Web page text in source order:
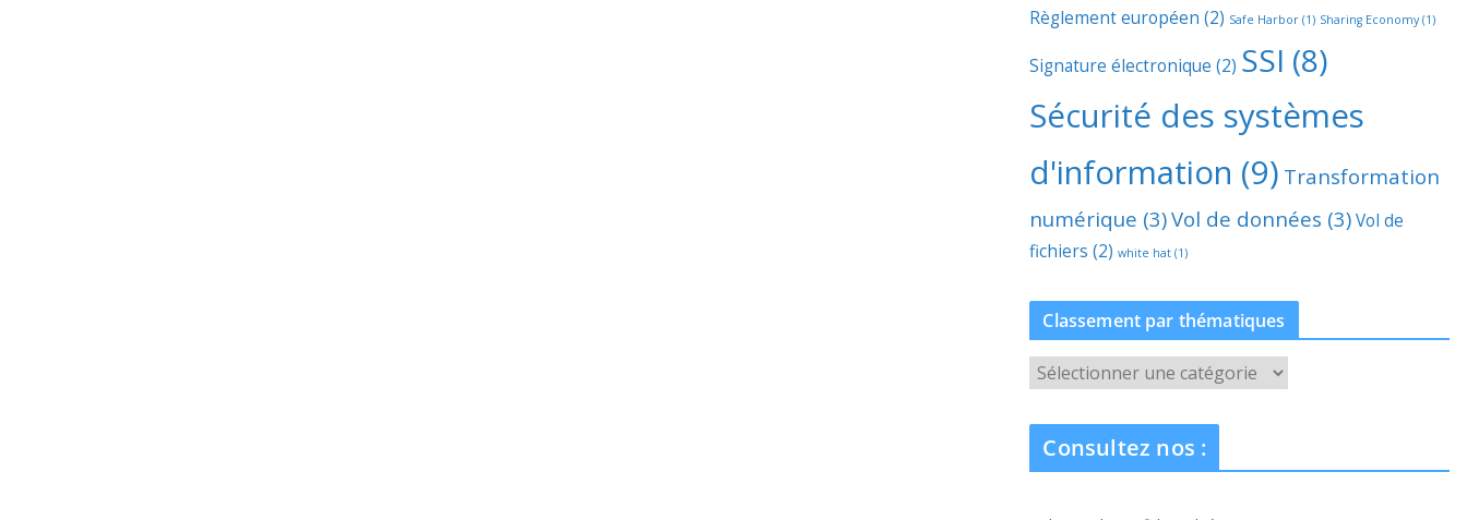
Règlement européen (2) Safe Harbor (1) Sharing Economy(1)
Signature électronique (2) SSI (8)
Sécurité des systèmes
d'information (9) Transformation
numérique (3)Vol de données (3) Vol de
fichiers (2) white hat (1)
Classement par thématiques
C
l
a
s
Consultez nos :